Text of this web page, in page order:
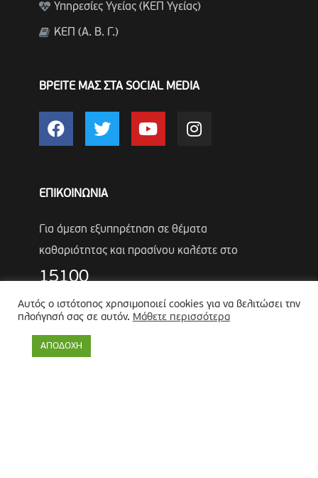
Υπηρεσίες Υγείας (ΚΕΠ Υγείας)
ΚΕΠ (Α. Β. Γ.)
ΒΡΕΙΤΕ ΜΑΣ ΣΤΑ SOCIAL MEDIA
ΕΠΙΚΟΙΝΩΝΙΑ
Για άμεση εξυπηρέτηση σε θέματα
καθαριότητας και πρασίνου καλέστε στο
15100
Τηλέφωνα Έκτακτης Ανάγκης Πολιτικής
Προστασίας
Αντιδήμαρχος
Αυτός ο ιστότοπος χρησιμοποιεί cookies για να βελιτώσει την
πλοήγησή σας σε αυτόν. Μάθετε περισσότερα
ΑΠΟΔΟΧΗ